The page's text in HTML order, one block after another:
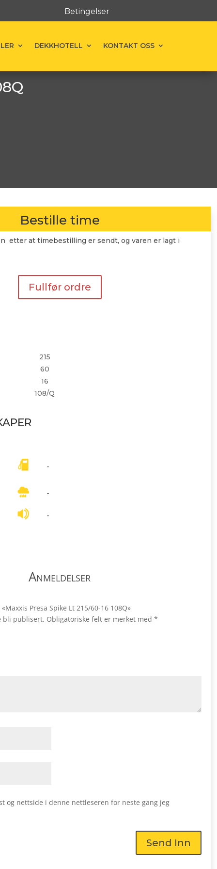
Betingelser
DEKKHOTELL KONTAKT OSS
Bestille time
etter at timebestilling er sendt, og varen er lagt i
Fullfør ordre
215
60
16
108/Q
-
-
-
Anmeldelser
Presa Spike Lt 215/60-16 108Q»
bli publisert. Obligatoriske felt er merket med *
og nettside i denne nettleseren for neste gang jeg
Send Inn